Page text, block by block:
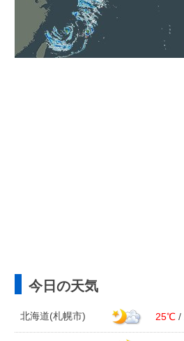
今日の天気
北海道(札幌市) 25℃ /